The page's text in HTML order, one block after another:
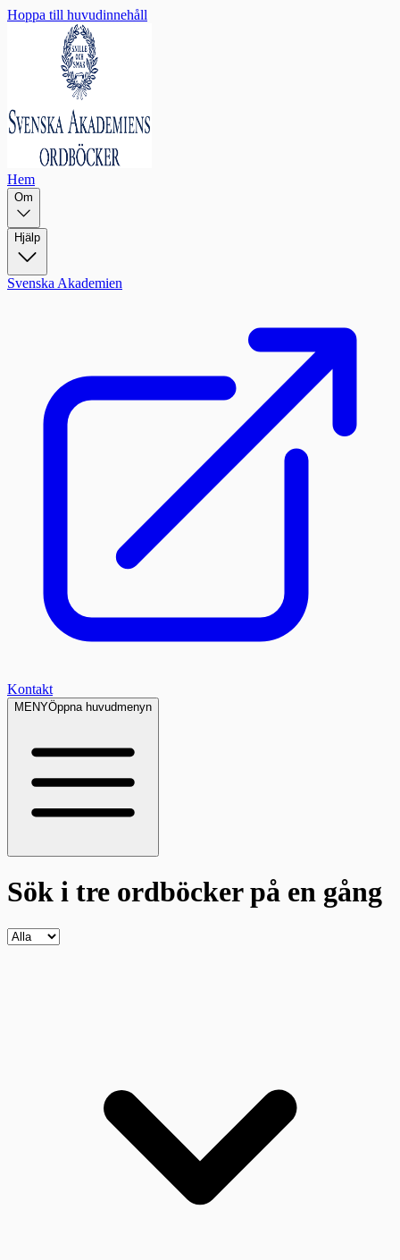
Hoppa till huvudinnehåll
Hem
Om
Hjälp
Svenska Akademien
Kontakt
MENYÖppna huvudmenyn
Sök i tre ordböckerpå en gång